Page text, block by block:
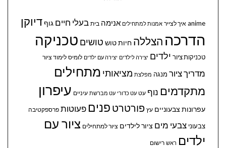
anime איך לצייר אמנות למתחילים אנימה בית בעלי חיים גוףדיוקן
הדרכה הצללה חיותטוש טושים טכניקה
טכניקות ציור ילדים יצירה לילדים יצירה עם ילדים לומיס לימוד ציור
מדריך ציור מנגה מפלצת מציאותי מתחילים
מתקדמים נוף עט עט כדורי עט מברשת עיניים עיפרון
עפרונות צבעוניים עץ פורטרט פנים פעוטות פרספקטיבה
צבעוני צבעי מים ציור לילדים ציור למתחילים ציור עם
ילדים ראש רישום